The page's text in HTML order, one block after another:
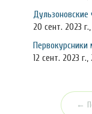
Дульзоновские
20 сент. 2023 г.,
Первокурсники
12 сент. 2023 г.,
←